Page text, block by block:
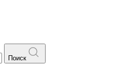
Поиск